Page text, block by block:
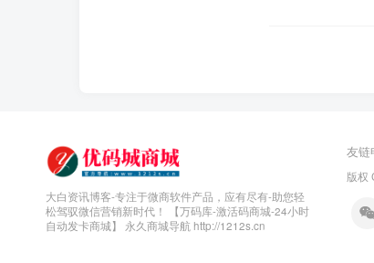
大白资讯博客-专注于微商软件产品，应有尽有-助您轻
松驾驭微信营销新时代！ 【万码库-激活码商城-24小时
自动发卡商城】
永久商城导航 http://1212s.cn
友链
版权